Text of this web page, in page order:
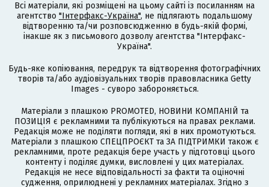
Всі матеріали, які розміщені на цьому сайті із посиланням на
агентство "Інтерфакс-Україна", не підлягають подальшому
відтворенню та/чи розповсюдженню в будь-якій формі,
інакше як з письмового дозволу агентства "Інтерфакс-
Україна".
Будь-яке копіювання, передрук та відтворення фотографічних
творів та/або аудіовізуальних творів правовласника Getty
Images - суворо забороняється.
Матеріали з плашкою PROMOTED, НОВИНИ КОМПАНІЙ та
ПОЗИЦІЯ є рекламними та публікуються на правах реклами.
Редакція може не поділяти погляди, які в них промотуються.
Матеріали з плашкою СПЕЦПРОЄКТ та ЗА ПІДТРИМКИ також є
рекламними, проте редакція бере участь у підготовці цього
контенту і поділяє думки, висловлені у цих матеріалах.
Редакція не несе відповідальності за факти та оціночні
судження, оприлюднені у рекламних матеріалах. Згідно з